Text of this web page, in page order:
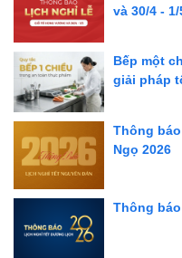
và 30/4 -
Bếp một
giải pháp
Thông
Ngọ 2026
Thông